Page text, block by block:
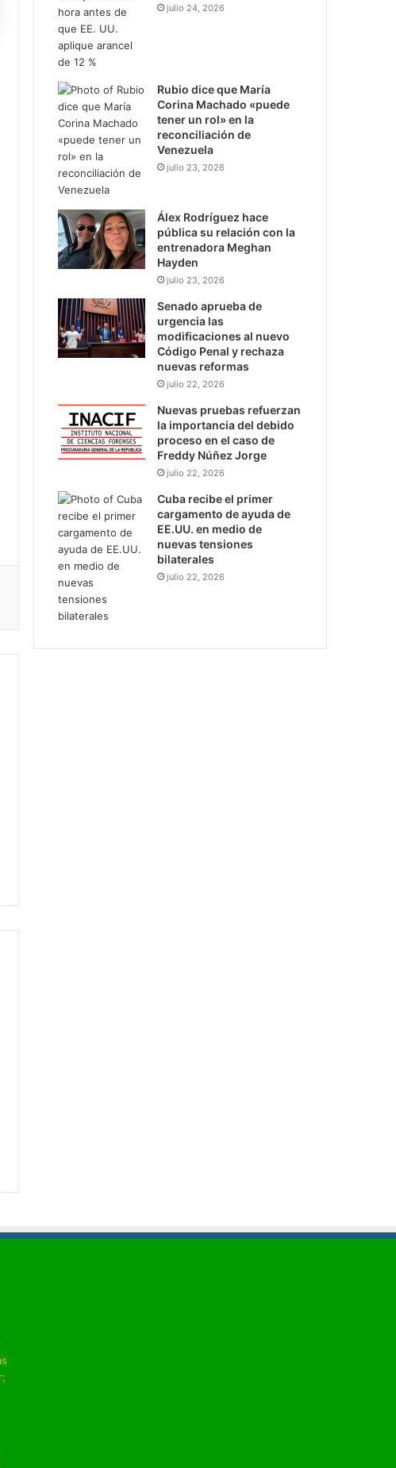
julio 24, 2026
Rubio dice que María
Corina Machado «puede
tener un rol» en la
reconciliación de
Venezuela
julio 23, 2026
Álex Rodríguez hace
pública su relación con la
entrenadora Meghan
Hayden
julio 23, 2026
Senado aprueba de
urgencia las
modificaciones al nuevo
Código Penal y rechaza
nuevas reformas
julio 22, 2026
Nuevas pruebas refuerzan
la importancia del debido
proceso en el caso de
Freddy Núñez Jorge
julio 22, 2026
Cuba recibe el primer
cargamento de ayuda de
EE.UU. en medio de
nuevas tensiones
bilaterales
julio 22, 2026